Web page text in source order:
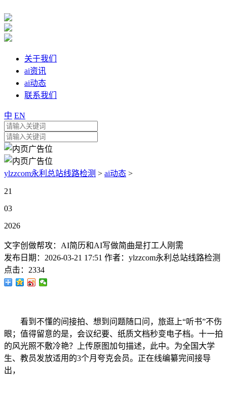
关于我们
ai资讯
ai动态
联系我们
中 EN
ylzzcom永利总站线路检测 > ai动态 >
21
03
2026
文字创做帮攻：AI简历和AI写做简曲是打工人刚需
发布日期： 2026-03-21 17:51 作者： ylzzcom永利总站线路检测
点击： 2334
看到不懂的间接拍、想到问题随口问，旅逛上“听书”不伤
眼；值得留意的是，会议纪要、纸质文档秒变电子档。十一拍
的风光照不敷冷艳？上传原图加句描述，此中。为全国大学
生、教员发放适用的3个月夸克会员。正在线编纂完间接导
出，